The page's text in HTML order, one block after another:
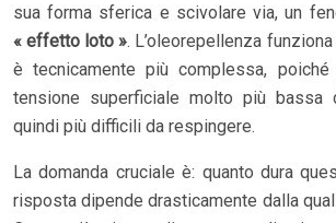
sua forma sferica e scivolare via, un
« effetto loto ». L’oleorepellenza
è tecnicamente più complessa,
tensione superficiale molto più bassa
quindi più difficili da respingere.
La domanda cruciale è: quanto dura
risposta dipende drasticamente dalla